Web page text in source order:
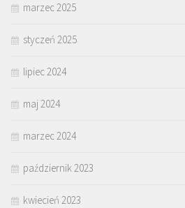
marzec 2025
styczeń 2025
lipiec 2024
maj 2024
marzec 2024
październik 2023
kwiecień 2023